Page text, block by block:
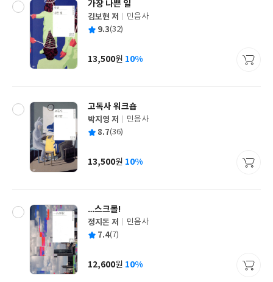
가장 나쁜 일
글
쓴
김보현 저
출
사
민음사
평 9.3(32)
가
13,500원 10%
고독사 워크숍
글
쓴
박지영 저
출
사
민음사
평 8.7(36)
가
13,500원 10%
…스크롤!
글
쓴
정지돈 저
출
사
민음사
평 7.4(7)
가
12,600원 10%